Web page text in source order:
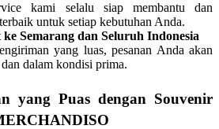
kami selalu siap membantu dan
untuk setiap kebutuhan Anda.
Semarang dan Seluruh Indonesia
yang luas, pesanan Anda akan
dalam kondisi prima.
yang Puas dengan Souvenir